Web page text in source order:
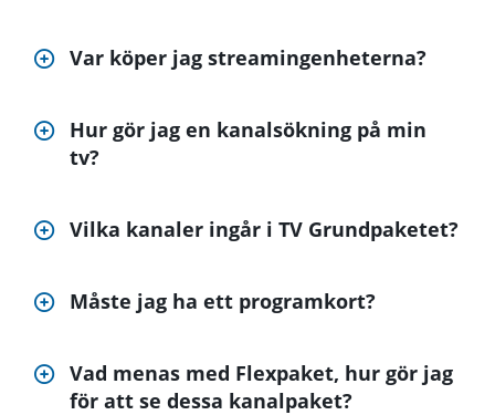
Var köper jag streamingenheterna?
Hur gör jag en kanalsökning på min
tv?
Vilka kanaler ingår i TV Grundpaketet?
Måste jag ha ett programkort?
Vad menas med Flexpaket, hur gör jag
för att se dessa kanalpaket?